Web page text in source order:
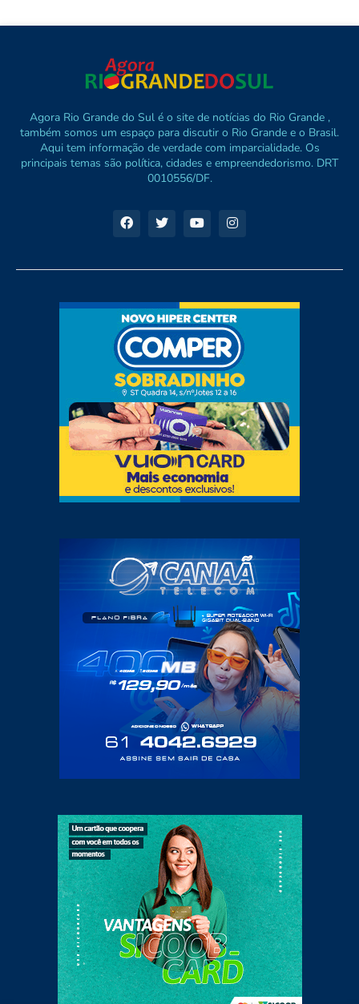
Agora Rio Grande do Sul é o site de notícias do Rio Grande ,
também somos um espaço para discutir o Rio Grande e o Brasil.
Aqui tem informação de verdade com imparcialidade. Os
principais temas são política, cidades e empreendedorismo. DRT
0010556/DF.